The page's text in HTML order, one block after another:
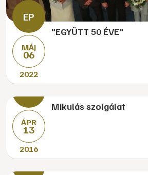
MÁJ
06
2022
"EGYÜTT 50 ÉVE"
ÁPR
13
2016
Mikulás szolgálat